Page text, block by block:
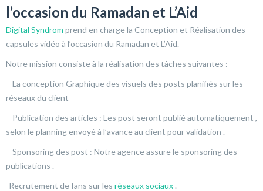
l’occasion du Ramadan et L’Aid
Digital Syndrom prend en charge la Conception et Réalisation des
capsules vidéo à l’occasion du Ramadan et L’Aid.
Notre mission consiste à la réalisation des tâches suivantes :
– La conception Graphique des visuels des posts planifiés sur les
réseaux du client
– Publication des articles : Les post seront publié automatiquement ,
selon le planning envoyé à l’avance au client pour validation .
– Sponsoring des post : Notre agence assure le sponsoring des
publications .
-Recrutement de fans sur les réseaux sociaux .